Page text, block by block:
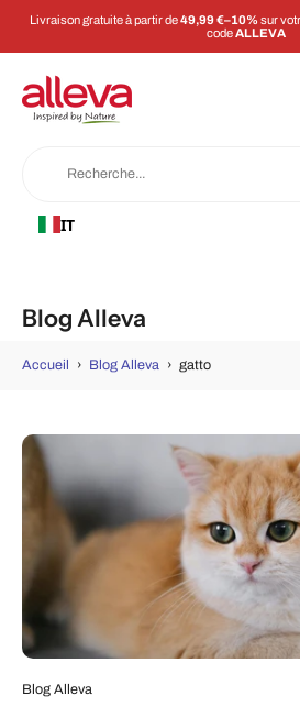
Livraison gratuite à partir de49,99 €–10% sur
codeALLEVA
IT
Blog Alleva
Accueil › Blog Alleva › gatto
Blog Alleva